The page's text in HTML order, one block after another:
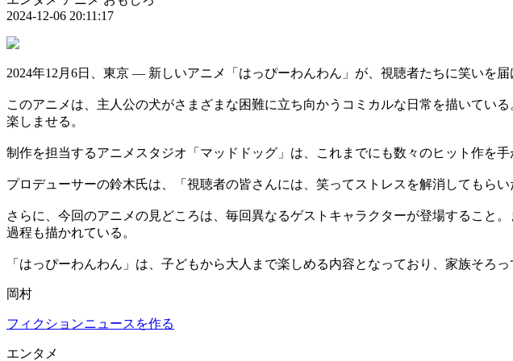
2024-12-06 20:11:17
2024年12月6日、東京 — 新しいアニメ「はっぴーわんわん」が、視聴者たちに笑いを届
このアニメは、主人公の犬がさまざまな困難に立ち向かうコミカルな日常を描いてい
楽しませる。
制作を担当するアニメスタジオ「マッドドッグ」は、これまでにも数々のヒット作を
プロデューサーの鈴木氏は、「視聴者の皆さんには、笑ってストレスを解消してもら
さらに、今回のアニメの見どころは、毎回異なるゲストキャラクターが登場すること
過程も描かれている。
「はっぴーわんわん」は、子どもから大人まで楽しめる内容となっており、家族そろ
岡村
フィクションニュースを作る
エンタメ